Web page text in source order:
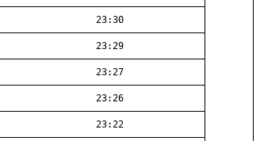
23:30
23:29
23:27
23:26
23:22